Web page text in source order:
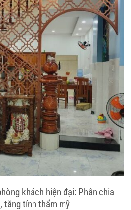
khách hiện đại: Phân chia
tăng tính thẩm mỹ